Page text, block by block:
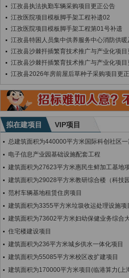
江孜县执法执勤车辆采购项目更正公告
江孜医院项目模板脚手架工程补遗02
江孜医院项目模板脚手架工程第01号补遗
江孜县特困人员集中供养服务中心消防供暖
江孜县沙棘扦插繁育技术推广与产业化项目
江孜县沙棘扦插繁育技术推广与产业化项目
江孜县2026年房前屋后草种子采购项目更正
拟在建项目 VIP项目
总建筑面积为440000平方米国际科创社区一
电子信息产业园基础设施配套工程
建筑面积为27623平方米惠民生鲜加工基地
建筑面积为29028平方米教研综合楼（科技
范村车辆基地租赁住房项目
建筑面积为3355平方米垃圾收运处理设施项
建筑面积为73602平方米妇幼保健业务综合
住宅楼建设项目
建筑面积为236平方米城乡供水一体化项目
建筑面积为55085平方米校区改扩建项目
建筑面积为170000平方米项目(临港算力(上